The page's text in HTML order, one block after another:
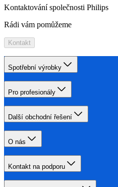
Kontaktování společnosti Philips
Rádi vám pomůžeme
Kontakt
Spotřební výrobky
Pro profesionály
Další obchodní řešení
O nás
Kontakt na podporu